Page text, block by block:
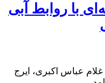
با روابط آبی
عباس اکبری، ایرج